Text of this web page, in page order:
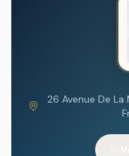
26 Avenue De